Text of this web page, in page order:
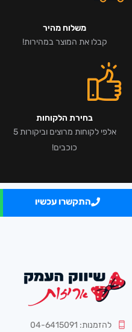
משלוח מהיר
קבלו את המוצר במהירות!
בחירת הלקוחות
אלפי לקוחות מרוצים וביקורות 5
כוכבים!
התקשרו עכשיו
להזמנות: 04-6415091